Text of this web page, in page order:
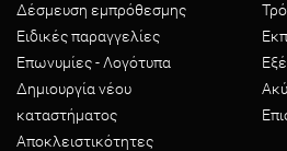
Δέσμευση εμπρόθεσμης
Ειδικές παραγγελίες
Επωνυμίες - Λογότυπα
Δημιουργία νέου
καταστήματος
Αποκλειστικότητες